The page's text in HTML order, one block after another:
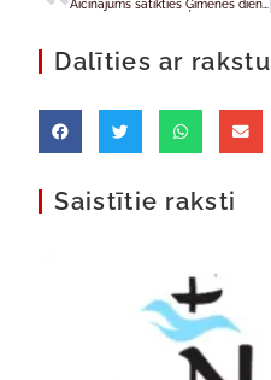
Aicinājums satikties Ģimenes dienas pasākumā Rīgā
Dalīties ar rakstu
Saistītie raksti